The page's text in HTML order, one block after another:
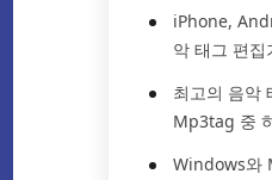
iPhone,
악 태그 편집
최고의 음악
Mp3tag 중
Windows와